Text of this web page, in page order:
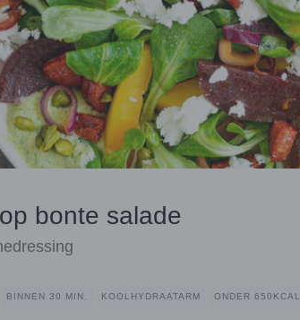
bonte salade
BINNEN 30 MIN. KOOLHYDRAATARM ONDER 650KCAL